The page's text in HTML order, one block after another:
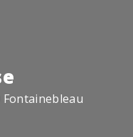
Fontainebleau